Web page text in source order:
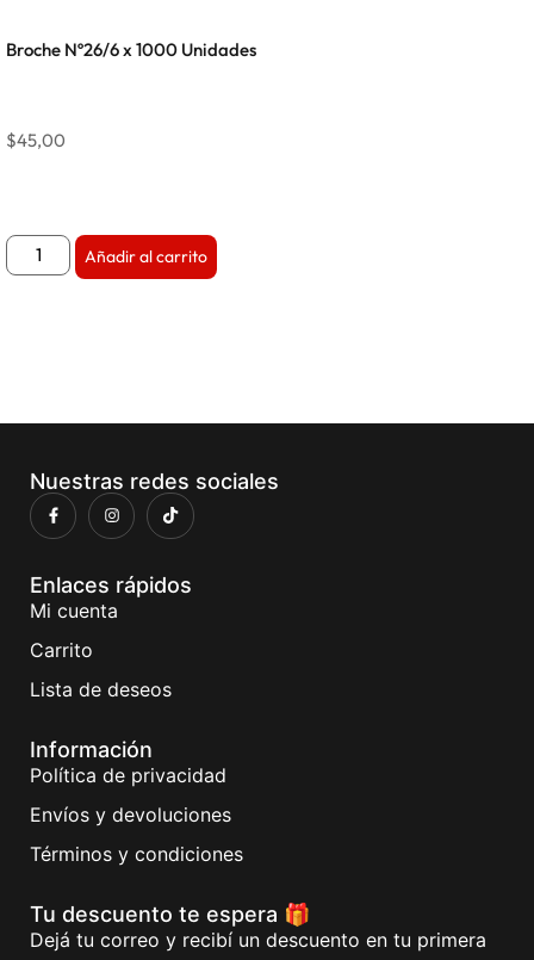
Broche Nº26/6 x 1000 Unidades
$45,00
Añadir al carrito
Nuestras redes sociales
Enlaces rápidos
Mi cuenta
Carrito
Lista de deseos
Información
Política de privacidad
Envíos y devoluciones
Términos y condiciones
Tu descuento te espera 🎁
Dejá tu correo y recibí un descuento en tu primera